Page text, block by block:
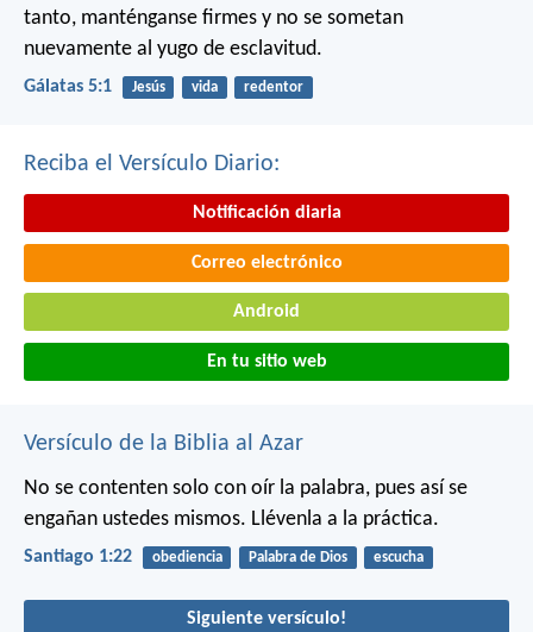
tanto, manténganse firmes y no se sometan
nuevamente al yugo de esclavitud.
Gálatas 5:1 Jesús vida redentor
Reciba el Versículo Diario:
Notificación diaria
Correo electrónico
Android
En tu sitio web
Versículo de la Biblia al Azar
No se contenten solo con oír la palabra, pues así se
engañan ustedes mismos. Llévenla a la práctica.
Santiago 1:22 obediencia Palabra de Dios escucha
Siguiente versículo!